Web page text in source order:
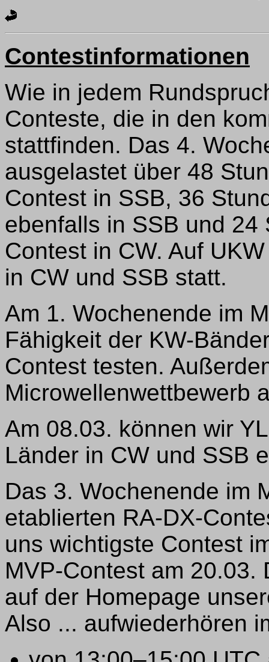
Contestinformationen
Wie in jedem
Conteste, die in den
stattfinden. Das 4.
ausgelastet über 48
Contest in SSB, 36
ebenfalls in SSB und 24
Contest in CW. Auf
in CW und SSB statt.
Am 1. Wochenende im
Fähigkeit der KW-
Contest testen.
Microwellenwettbewerb
Am 08.03. können wir
Länder in CW und SSB
Das 3. Wochenende im
etablierten RA-DX-
uns wichtigste Contest
MVP-Contest am
auf der Homepage
Also ... aufwiederhören